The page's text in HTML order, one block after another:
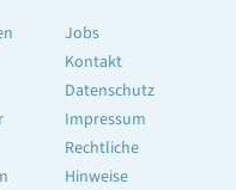
Jobs
Kontakt
Datenschutz
Impressum
Rechtliche
Hinweise